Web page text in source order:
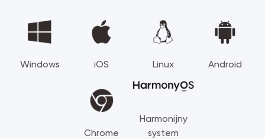
Windows iOS Linux Android
Chrome
Harmonijny
system